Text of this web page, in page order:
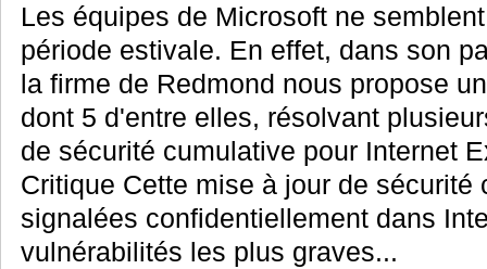
Les équipes de Microsoft ne
période estivale. En effet, dans son
la firme de Redmond nous propose
dont 5 d'entre elles, résolvant
de sécurité cumulative pour Internet
Critique Cette mise à jour de sécurité
signalées confidentiellement dans
vulnérabilités les plus graves...